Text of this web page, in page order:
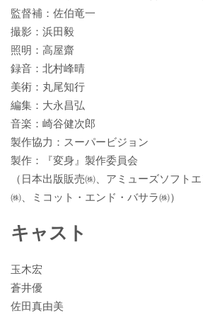
監督補：佐伯竜一
撮影：浜田毅
照明：高屋齋
録音：北村峰晴
美術：丸尾知行
編集：大永昌弘
音楽：崎谷健次郎
製作協力：スーパービジョン
製作：『変身』製作委員会
（日本出版販売㈱、アミューズソフト
㈱、ミコット・エンド・バサラ㈱）
キャスト
玉木宏
蒼井優
佐田真由美